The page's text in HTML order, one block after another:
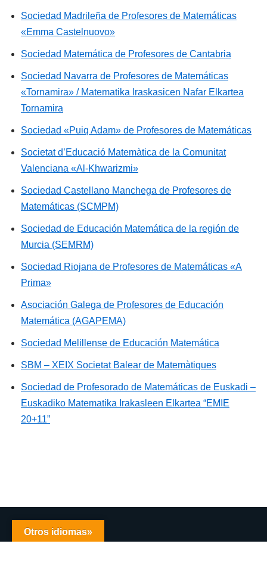
Sociedad Madrileña de Profesores de Matemáticas
«Emma Castelnuovo»
Sociedad Matemática de Profesores de Cantabria
Sociedad Navarra de Profesores de Matemáticas
«Tornamira» / Matematika lraskasicen Nafar Elkartea
Tornamira
Sociedad «Puiq Adam» de Profesores de Matemáticas
Societat d’Educació Matemàtica de la Comunitat
Valenciana «Al-Khwarizmi»
Sociedad Castellano Manchega de Profesores de
Matemáticas (SCMPM)
Sociedad de Educación Matemática de la región de
Murcia (SEMRM)
Sociedad Riojana de Profesores de Matemáticas «A
Prima»
Asociación Galega de Profesores de Educación
Matemática (AGAPEMA)
Sociedad Melillense de Educación Matemática
SBM – XEIX Societat Balear de Matemàtiques
Sociedad de Profesorado de Matemáticas de Euskadi –
Euskadiko Matematika Irakasleen Elkartea “EMIE
20+11”
Inicio Contacta
Otros idiomas»